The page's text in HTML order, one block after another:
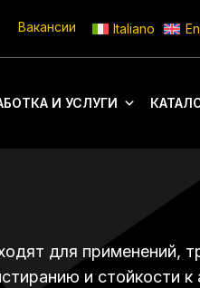
Italiano
Вакансии
И УСЛУГИ
для применений,
и стойкости